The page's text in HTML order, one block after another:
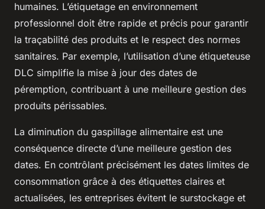
humaines. L’étiquetage en environnement
professionnel doit être rapide et précis pour garantir
la traçabilité des produits et le respect des normes
sanitaires. Par exemple, l’utilisation d’une étiqueteuse
DLC simplifie la mise à jour des dates de
péremption, contribuant à une meilleure gestion des
produits périssables.
La diminution du gaspillage alimentaire est une
conséquence directe d’une meilleure gestion des
dates. En contrôlant précisément les dates limites de
consommation grâce à des étiquettes claires et
actualisées, les entreprises évitent le surstockage et